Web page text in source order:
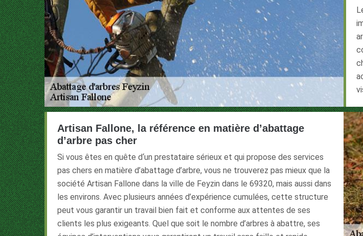
Artisan Fallone, la référence en matière d’abattage
d’arbre pas cher
Si vous êtes en quête d‘un prestataire sérieux et qui propose des services
pas chers en matière d’abattage d’arbre, vous ne trouverez pas mieux que la
société Artisan Fallone dans la ville de Feyzin dans le 69320, mais aussi dans
les environs. Avec plusieurs années d’expérience cumulées, cette structure
peut vous garantir un travail bien fait et conforme aux attentes de ses
clients les plus exigeants. Quel que soit le nombre d’arbres à abattre, ses